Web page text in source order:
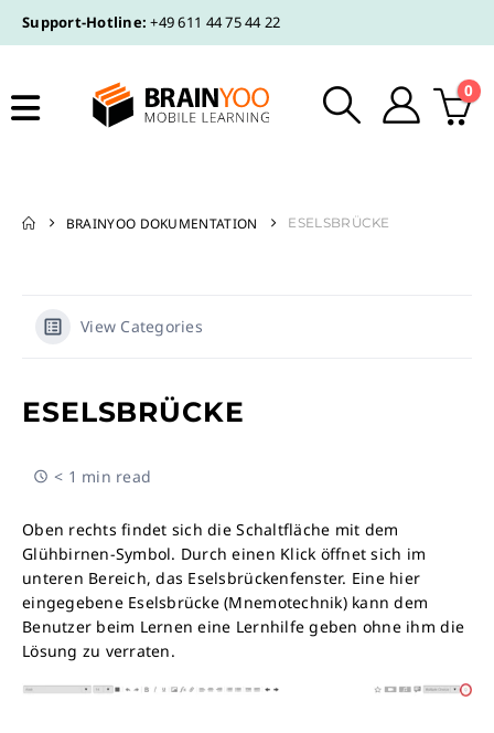
Support-Hotline: +49 611 44 75 44 22
0
BRAINYOO DOKUMENTATION ESELSBRÜCKE
View Categories
ESELSBRÜCKE
< 1 min read
Oben rechts findet sich die Schaltfläche mit dem
Glühbirnen-Symbol. Durch einen Klick öffnet sich im
unteren Bereich, das Eselsbrückenfenster. Eine hier
eingegebene Eselsbrücke (Mnemotechnik) kann dem
Benutzer beim Lernen eine Lernhilfe geben ohne ihm die
Lösung zu verraten.